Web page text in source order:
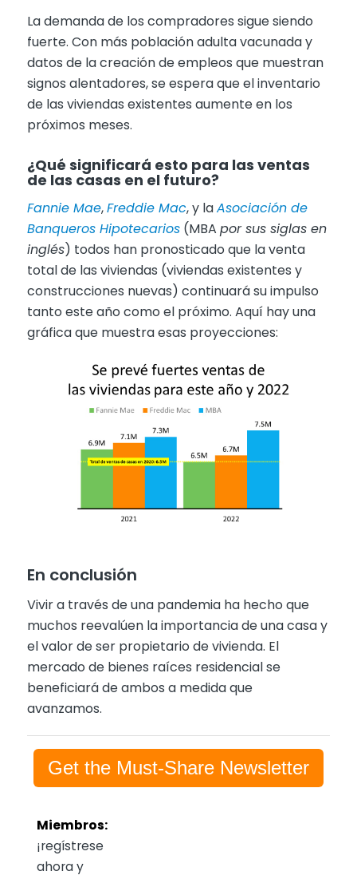
La demanda de los compradores sigue siendo
fuerte. Con más población adulta vacunada y
datos de la creación de empleos que muestran
signos alentadores, se espera que el inventario
de las viviendas existentes aumente en los
próximos meses.
¿Qué significará esto para las ventas
de las casas en el futuro?
Fannie Mae,Freddie Mac, y laAsociación de
Banqueros Hipotecarios(MBA por sus siglas en
inglés) todos han pronosticado que la venta
total de las viviendas (viviendas existentes y
construcciones nuevas) continuará su impulso
tanto este año como el próximo. Aquí hay una
gráfica que muestra esas proyecciones:
En conclusión
Vivir a través de una pandemia ha hecho que
muchos reevalúen la importancia de una casa y
el valor de ser propietario de vivienda. El
mercado de bienes raíces residencial se
beneficiará de ambos a medida que
avanzamos.
Get the Must-Share Newsletter
Miembros:
¡regístrese
ahora y